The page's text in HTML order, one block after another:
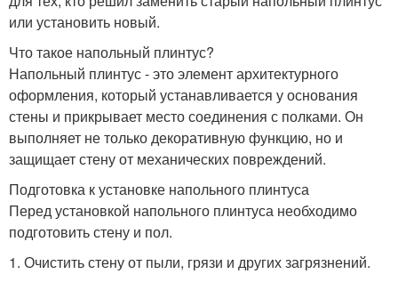
или установить новый.
Что такое напольный плинтус?
Напольный плинтус - это элемент архитектурного
оформления, который устанавливается у основания
стены и прикрывает место соединения с полками. Он
выполняет не только декоративную функцию, но и
защищает стену от механических повреждений.
Подготовка к установке напольного плинтуса
Перед установкой напольного плинтуса необходимо
подготовить стену и пол.
1. Очистить стену от пыли, грязи и других загрязнений.